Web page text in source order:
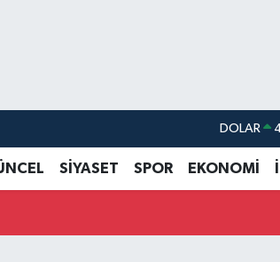
DOLAR
EURO
STERLİN
SİYASET SPOR EKONOMİ